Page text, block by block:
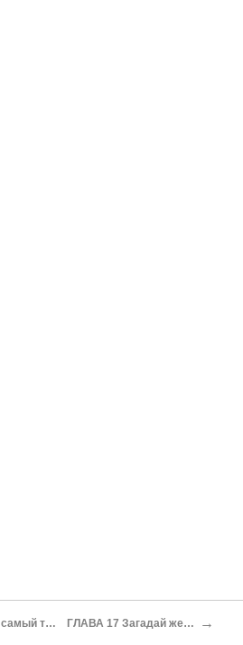
ГЛАВА 15 Первый шаг - самый трудный ГЛАВА 17 Загадай желание →